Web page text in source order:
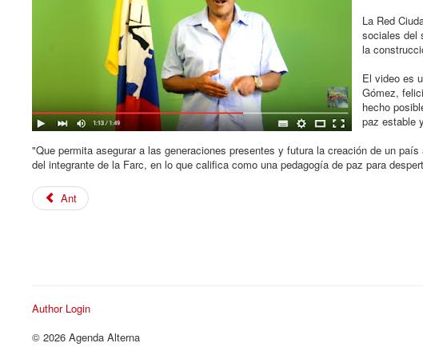
La Red
sociales del
la
El video es
Gómez,
hecho
paz estable
"Que permita asegurar a las generaciones presentes y futura la creación de un
del integrante de la Farc, en lo que califica como una pedagogía de paz para
Ant
Author Login
© 2026 Agenda Alterna